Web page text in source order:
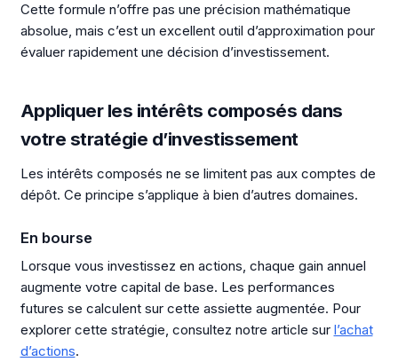
Cette formule n’offre pas une précision mathématique
absolue, mais c’est un excellent outil d’approximation pour
évaluer rapidement une décision d’investissement.
Appliquer les intérêts composés dans
votre stratégie d’investissement
Les intérêts composés ne se limitent pas aux comptes de
dépôt. Ce principe s’applique à bien d’autres domaines.
En bourse
Lorsque vous investissez en actions, chaque gain annuel
augmente votre capital de base. Les performances
futures se calculent sur cette assiette augmentée. Pour
explorer cette stratégie, consultez notre article sur l’achat
d’actions.